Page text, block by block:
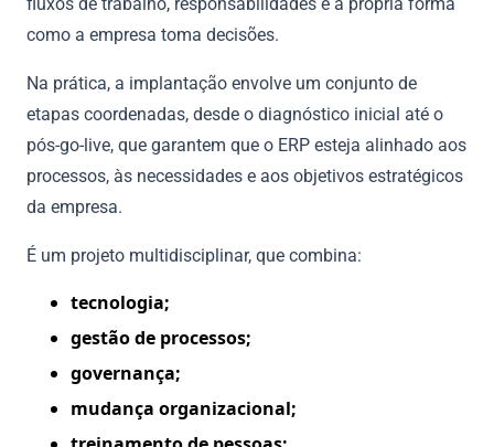
como a empresa toma decisões.
Na prática, a implantação envolve um conjunto de
etapas coordenadas, desde o diagnóstico inicial até o
pós-go-live, que garantem que o ERP esteja alinhado aos
processos, às necessidades e aos objetivos estratégicos
da empresa.
É um projeto multidisciplinar, que combina:
tecnologia;
gestão de processos;
governança;
mudança organizacional;